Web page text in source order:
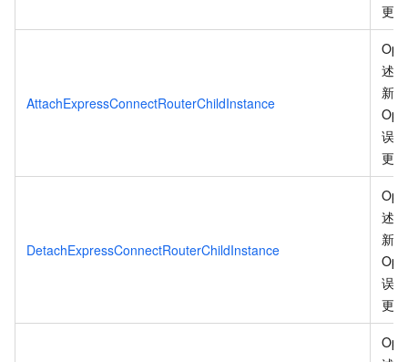
更
AttachExpressConnectRouterChildInstance
述
新、
误
更
DetachExpressConnectRouterChildInstance
述
新、
误
更